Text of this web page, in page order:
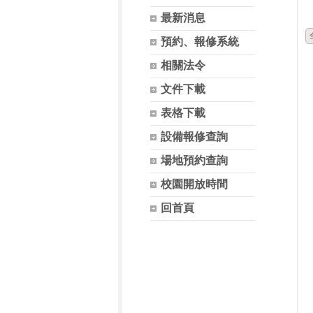
最新消息
預約、報修系統
相關法令
文件下載
表格下載
設備報修查詢
場地預約查詢
校園開放時間
回首頁